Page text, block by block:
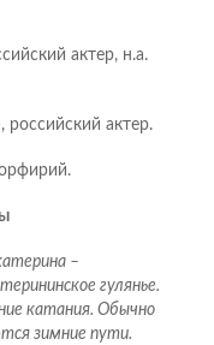
актер, н.а.
российский актер.
–
гулянье.
катания. Обычно
зимние пути.